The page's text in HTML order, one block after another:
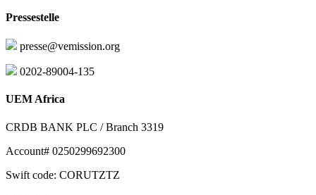
Pressestelle
presse@vemission.org
0202-89004-135
UEM Africa
CRDB BANK PLC / Branch 3319
Account# 0250299692300
Swift code: CORUTZTZ